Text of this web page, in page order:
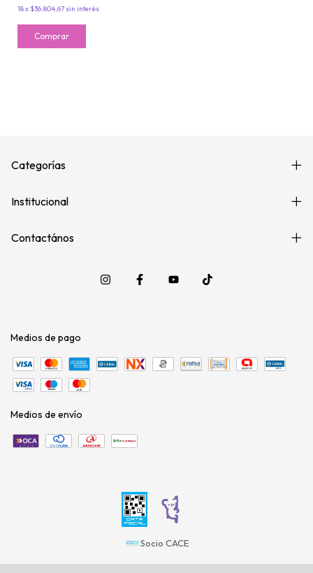
18x $36.804,67 sin interés
Categorías
Institucional
Contactános
Medios de pago
Medios de envío
Socio CACE